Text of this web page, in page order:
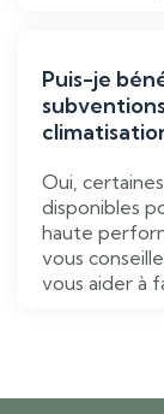
Puis-je
Oui,
disponibles
haute
vous
vous aider à